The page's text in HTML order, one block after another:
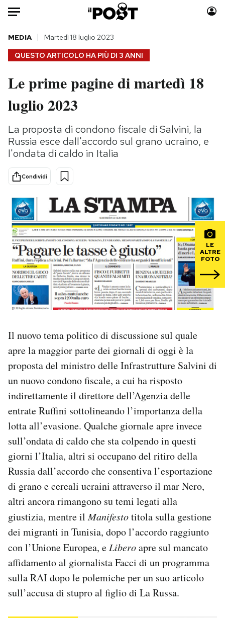
HOME
Italia
Politica
Tecnologia
Internet
Scienza
Cultura
Economia
Sport
Moda
Storie/Idee
Ok Boomer!
Mondiali calcio 2026
PODCAST
NEWSLETTER
I MIEI PREFERITI
SHOP
CALENDARIO
AREA PERSONALE
Area Personale
Newsletter
Notifiche mobile
Regala il Post
Hai bisogno di aiuto?
QUESTO ARTICOLO HA PIÙ DI 3 ANNI
MEDIA Martedì 18 luglio 2023
Le prime pagine di martedì 18
luglio 2023
La proposta di condono fiscale di Salvini, la
Russia esce dall'accordo sul grano ucraino, e
l'ondata di caldo in Italia
Condividi
LE
ALTRE
FOTO
Il nuovo tema politico di discussione sul quale
apre la maggior parte dei giornali di oggi è la
proposta del ministro delle Infrastrutture Salvini di
un nuovo condono fiscale, a cui ha risposto
indirettamente il direttore dell’Agenzia delle
entrate Ruffini sottolineando l’importanza della
lotta all’evasione. Qualche giornale apre invece
sull’ondata di caldo che sta colpendo in questi
giorni l’Italia, altri si occupano del ritiro della
Russia dall’accordo che consentiva l’esportazione
di grano e cereali ucraini attraverso il mar Nero,
altri ancora rimangono su temi legati alla
giustizia, mentre ilManifestotitola sulla gestione
dei migranti in Tunisia, dopo l’accordo raggiunto
con l’Unione Europea, eLiberoapre sul mancato
affidamento al giornalista Facci di un programma
sulla RAI dopo le polemiche per un suo articolo
sull’accusa di stupro al figlio di La Russa.